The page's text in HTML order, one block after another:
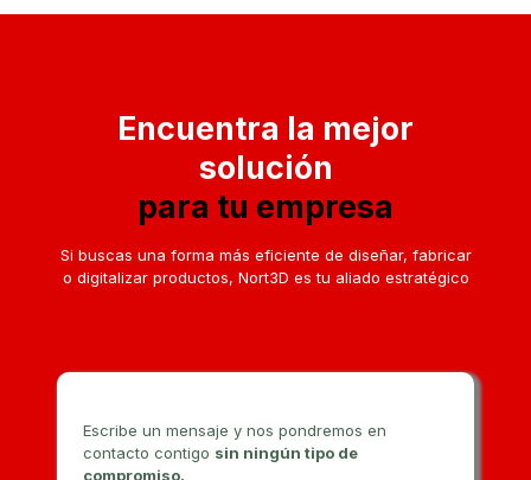
Encuentra la mejor
solución
para tu empresa
Si buscas una forma más eficiente de diseñar, fabricar
o digitalizar productos, Nort3D es tu aliado estratégico
Escribe un mensaje y nos pondremos en
contacto contigo sin ningún tipo de
compromiso.